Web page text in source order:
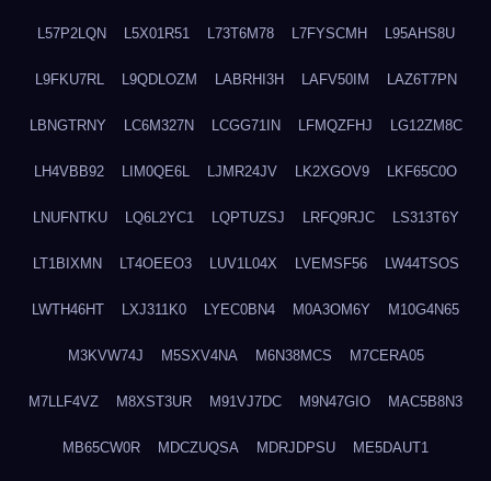
L57P2LQN L5X01R51 L73T6M78 L7FYSCMH L95AHS8U
L9FKU7RL L9QDLOZM LABRHI3H LAFV50IM LAZ6T7PN
LBNGTRNY LC6M327N LCGG71IN LFMQZFHJ LG12ZM8C
LH4VBB92 LIM0QE6L LJMR24JV LK2XGOV9 LKF65C0O
LNUFNTKU LQ6L2YC1 LQPTUZSJ LRFQ9RJC LS313T6Y
LT1BIXMN LT4OEEO3 LUV1L04X LVEMSF56 LW44TSOS
LWTH46HT LXJ311K0 LYEC0BN4 M0A3OM6Y M10G4N65
M3KVW74J M5SXV4NA M6N38MCS M7CERA05
M7LLF4VZ M8XST3UR M91VJ7DC M9N47GIO MAC5B8N3
MB65CW0R MDCZUQSA MDRJDPSU ME5DAUT1